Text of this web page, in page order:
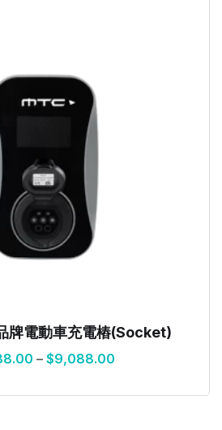
牌電動車充電樁(Socket)
– $9,088.00